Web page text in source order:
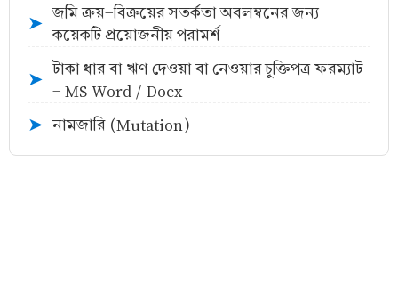
➤
জমি ক্রয়-বিক্রয়ের সতর্কতা অবলম্বনের জন্য
কয়েকটি প্রয়োজনীয় পরামর্শ
➤
টাকা ধার বা ঋণ দেওয়া বা নেওয়ার চুক্তিপত্র ফরম্যাট
- MS Word / Docx
➤ নামজারি (Mutation)